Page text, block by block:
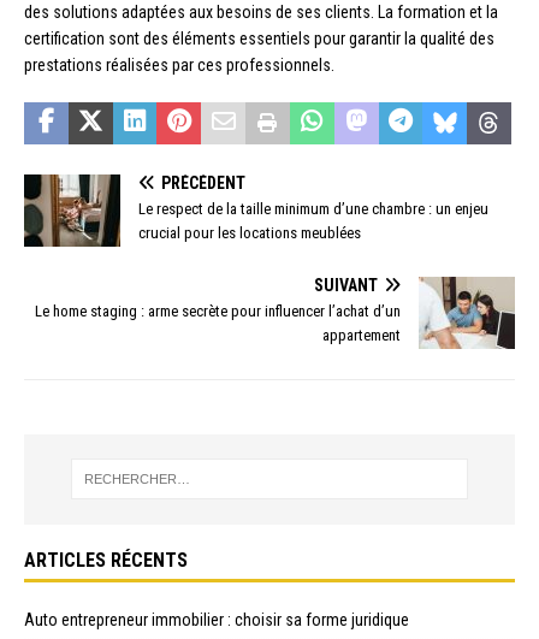
des solutions adaptées aux besoins de ses clients. La formation et la
certification sont des éléments essentiels pour garantir la qualité des
prestations réalisées par ces professionnels.
PRÉCÉDENT
Le respect de la taille minimum d’une chambre : un enjeu
crucial pour les locations meublées
SUIVANT
Le home staging : arme secrète pour influencer l’achat d’un
appartement
ARTICLES RÉCENTS
Auto entrepreneur immobilier : choisir sa forme juridique